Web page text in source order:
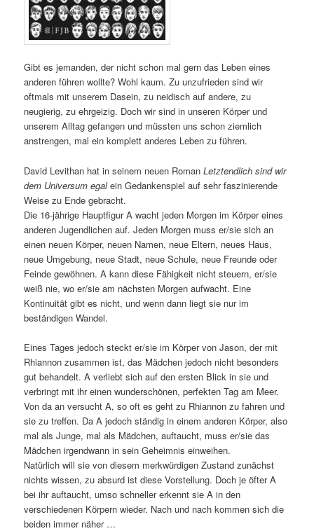
Gibt es jemanden, der nicht schon mal gern das Leben eines
anderen führen wollte? Wohl kaum. Zu unzufrieden sind wir
oftmals mit unserem Dasein, zu neidisch auf andere, zu
neugierig, zu ehrgeizig. Doch wir sind in unseren Körper und
unserem Alltag gefangen und müssten uns schon ziemlich
anstrengen, mal ein komplett anderes Leben zu führen.
David Levithan hat in seinem neuen RomanLetztendlich sind wir
dem Universum egalein Gedankenspiel auf sehr faszinierende
Weise zu Ende gebracht.
Die 16-jährige Hauptfigur A wacht jeden Morgen im Körper eines
anderen Jugendlichen auf. Jeden Morgen muss er/sie sich an
einen neuen Körper, neuen Namen, neue Eltern, neues Haus,
neue Umgebung, neue Stadt, neue Schule, neue Freunde oder
Feinde gewöhnen. A kann diese Fähigkeit nicht steuern, er/sie
weiß nie, wo er/sie am nächsten Morgen aufwacht. Eine
Kontinuität gibt es nicht, und wenn dann liegt sie nur im
beständigen Wandel.
Eines Tages jedoch steckt er/sie im Körper von Jason, der mit
Rhiannon zusammen ist, das Mädchen jedoch nicht besonders
gut behandelt. A verliebt sich auf den ersten Blick in sie und
verbringt mit ihr einen wunderschönen, perfekten Tag am Meer.
Von da an versucht A, so oft es geht zu Rhiannon zu fahren und
sie zu treffen. Da A jedoch ständig in einem anderen Körper, also
mal als Junge, mal als Mädchen, auftaucht, muss er/sie das
Mädchen irgendwann in sein Geheimnis einweihen.
Natürlich will sie von diesem merkwürdigen Zustand zunächst
nichts wissen, zu absurd ist diese Vorstellung. Doch je öfter A
bei ihr auftaucht, umso schneller erkennt sie A in den
verschiedenen Körpern wieder. Nach und nach kommen sich die
beiden immer näher …